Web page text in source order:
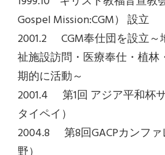
Gospel Mission:CGM） 設立
2001.2 CGM奉仕団を設立～
祉施設訪問・医療奉仕・植林
期的に活動～
2001.4 第1回 アジア平和杯
タイペイ）
2004.8 第8回GACPカンフ